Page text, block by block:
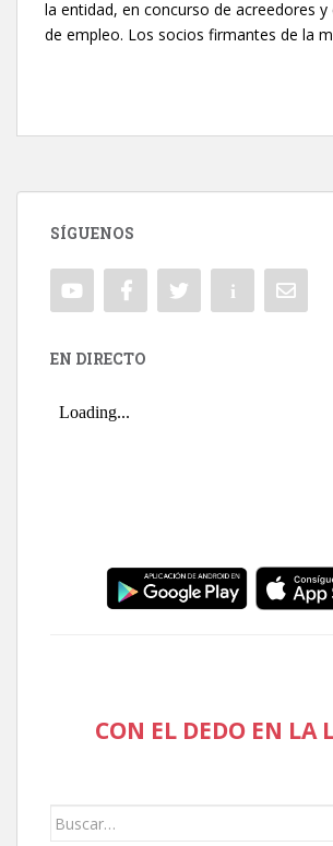
la entidad, en concurso de acreedores y
de empleo. Los socios firmantes de la
SÍGUENOS
EN DIRECTO
CON EL DEDO EN LA
Buscar: